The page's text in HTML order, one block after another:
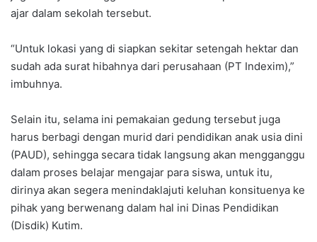
ajar dalam sekolah tersebut.
“Untuk lokasi yang di siapkan sekitar setengah hektar dan
sudah ada surat hibahnya dari perusahaan (PT Indexim),”
imbuhnya.
Selain itu, selama ini pemakaian gedung tersebut juga
harus berbagi dengan murid dari pendidikan anak usia dini
(PAUD), sehingga secara tidak langsung akan mengganggu
dalam proses belajar mengajar para siswa, untuk itu,
dirinya akan segera menindaklajuti keluhan konsituenya ke
pihak yang berwenang dalam hal ini Dinas Pendidikan
(Disdik) Kutim.